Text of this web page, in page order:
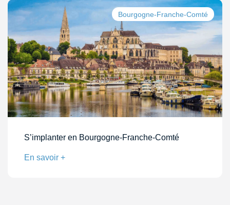
Bourgogne-Franche-Comté
S’implanter en Bourgogne-Franche-Comté
En savoir +